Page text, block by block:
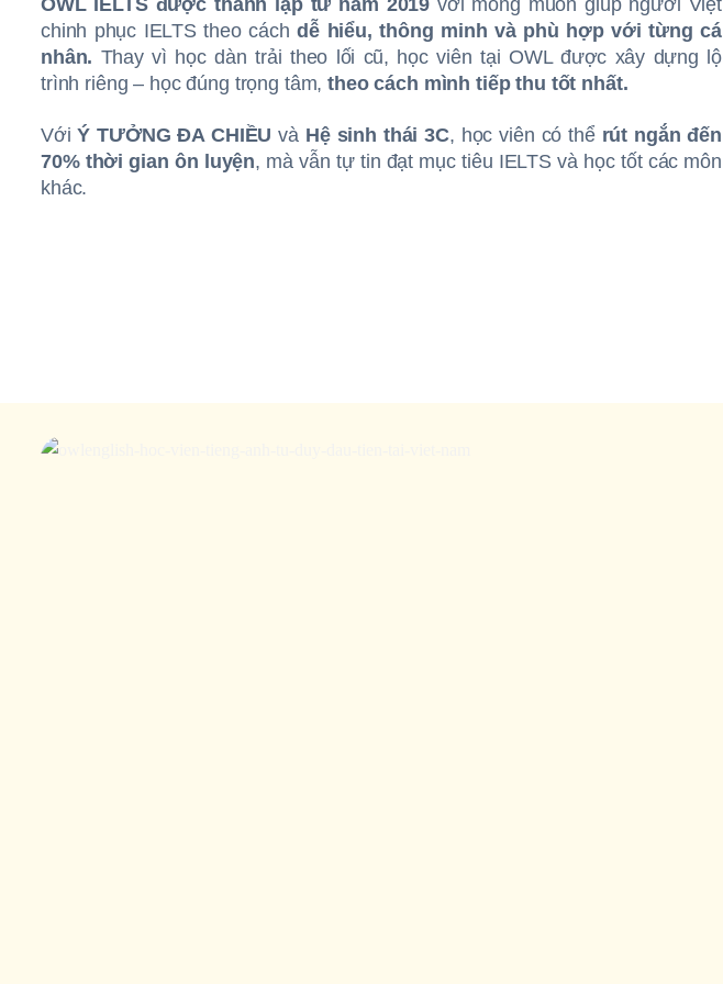
chinh phục IELTS theo cáchdễ hiểu, thông minh và phù hợp với từng cá
nhân. Thay vì học dàn trải theo lối cũ, học viên tại OWL được xây dựng lộ
trình riêng – học đúng trọng tâm,theo cách mình tiếp thu tốt nhất.
VớiÝ TƯỞNG ĐA CHIỀU và Hệ sinh thái 3C, học viên có thể rút ngắn đến
70% thời gian ôn luyện, mà vẫn tự tin đạt mục tiêu IELTS và học tốt các môn
khác.